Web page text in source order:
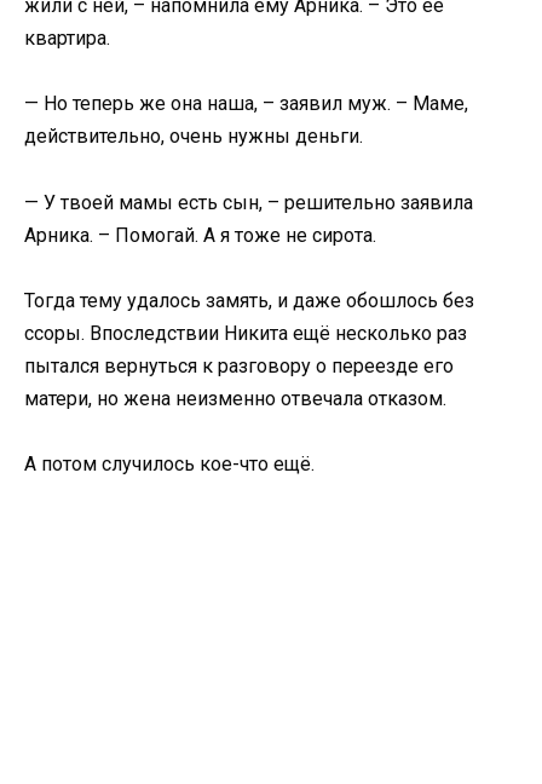
жили с ней, – напомнила ему Арника. – Это её
квартира.
— Но теперь же она наша, – заявил муж. – Маме,
действительно, очень нужны деньги.
— У твоей мамы есть сын, – решительно заявила
Арника. – Помогай. А я тоже не сирота.
Тогда тему удалось замять, и даже обошлось без
ссоры. Впоследствии Никита ещё несколько раз
пытался вернуться к разговору о переезде его
матери, но жена неизменно отвечала отказом.
А потом случилось кое-что ещё.